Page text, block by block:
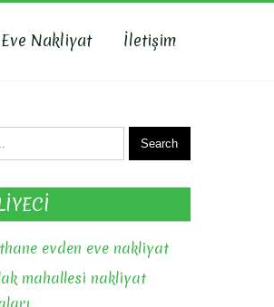
Nakliyat İletişim
evden eve nakliyat
mahallesi nakliyat